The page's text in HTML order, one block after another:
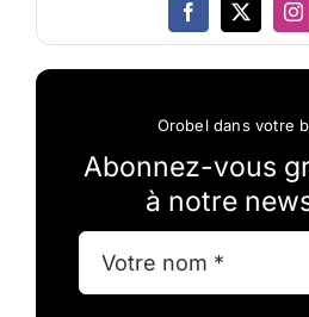
Orobel dans votre
Abonnez-vous
à notre